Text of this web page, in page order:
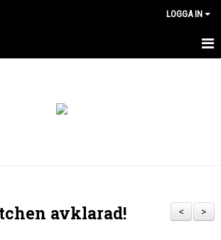
LOGGA IN
>
<
avklarad!